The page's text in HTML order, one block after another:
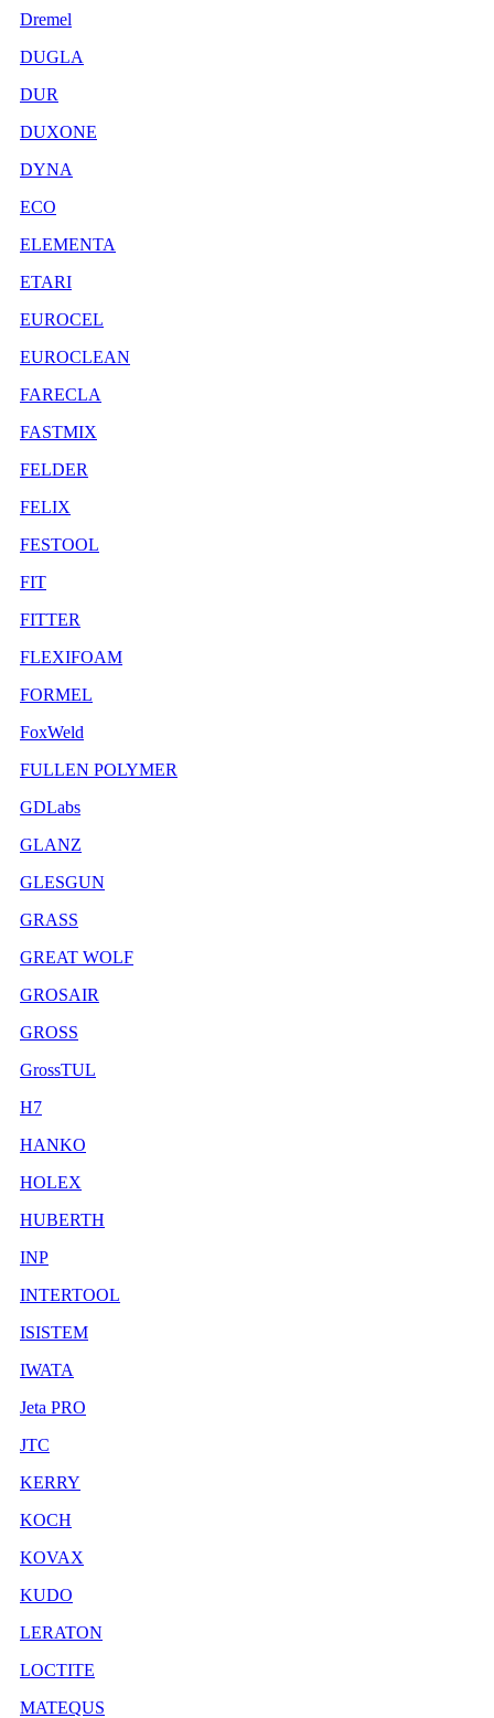
Dremel
DUGLA
DUR
DUXONE
DYNA
ECO
ELEMENTA
ETARI
EUROCEL
EUROCLEAN
FARECLA
FASTMIX
FELDER
FELIX
FESTOOL
FIT
FITTER
FLEXIFOAM
FORMEL
FoxWeld
FULLEN POLYMER
GDLabs
GLANZ
GLESGUN
GRASS
GREAT WOLF
GROSAIR
GROSS
GrossTUL
H7
HANKO
HOLEX
HUBERTH
INP
INTERTOOL
ISISTEM
IWATA
Jeta PRO
JTC
KERRY
KOCH
KOVAX
KUDO
LERATON
LOCTITE
MATEQUS